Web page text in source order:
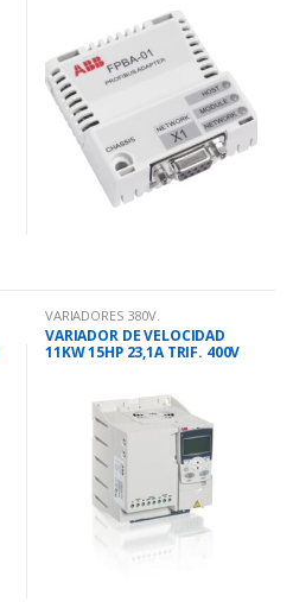
VARIADORES 380V.
VARIADOR DE VELOCIDAD
11KW 15HP 23,1A TRIF. 400V